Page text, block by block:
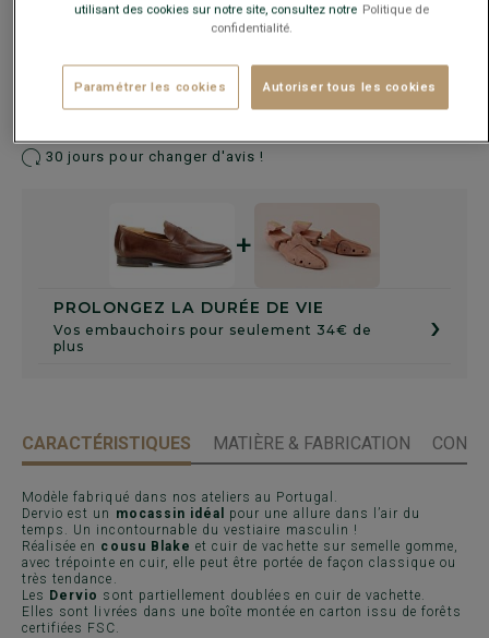
Livré en 24h ouvrées avec Chronopost Express
30 jours pour changer d'avis !
PROLONGEZ LA DURÉE DE VIE
Vos embauchoirs pour seulement 34€ de
plus
›
+
CARACTÉRISTIQUES MATIÈRE & FABRICATION
Modèle fabriqué dans nos ateliers au Portugal.
Dervio est un mocassin idéal
pour une allure dans l’air du
temps. Un incontournable du vestiaire masculin !
Réalisée en cousu Blake et cuir de vachette sur semelle gomme,
avec trépointe en cuir, elle peut être portée de façon classique ou
très tendance.
Les Dervio sont partiellement doublées en cuir de vachette.
Elles sont livrées dans une boîte montée en carton issu de forêts
certifiées FSC.
utilisant des cookies sur notre site, consultez notre Politique de
confidentialité.
Paramétrer les cookies Autoriser tous les cookies